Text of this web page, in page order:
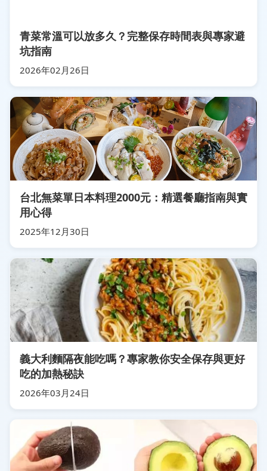
青菜常溫可以放多久？完整保存時間表與專家避
坑指南
2026年02月26日
台北無菜單日本料理2000元：精選餐廳指南與實
用心得
2025年12月30日
義大利麵隔夜能吃嗎？專家教你安全保存與更好
吃的加熱秘訣
2026年03月24日